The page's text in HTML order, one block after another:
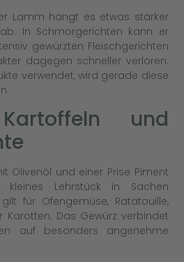
Lamm hängt es etwas stärker
In Schmorgerichten kann er
gewürzten Fleischgerichten
dagegen schneller verloren.
verwendet, wird gerade diese
und
Olivenöl und einer Prise Piment
kleines Lehrstück in Sachen
für Ofengemüse, Ratatouille,
Karotten. Das Gewürz verbindet
auf besonders angenehme